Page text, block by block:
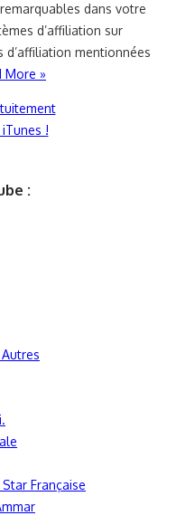
dans votre
d’affiliation sur
mentionnées
More »
!
:
Autres
Star Française